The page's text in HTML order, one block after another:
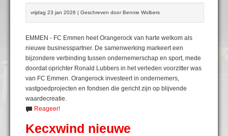
vrijdag 23 jan 2026 | Geschreven door Bennie Wolbers
EMMEN - FC Emmen heet Orangerock van harte welkom als
nieuwe businesspartner. De samenwerking markeert een
bijzondere verbinding tussen ondernemerschap en sport, mede
doordat oprichter Ronald Lubbers in het verleden voorzitter was
van FC Emmen. Orangerock investeert in ondernemers,
vastgoedprojecten en fondsen die gericht zijn op blijvende
waardecreatie.
Reageer!
Kecxwind nieuwe